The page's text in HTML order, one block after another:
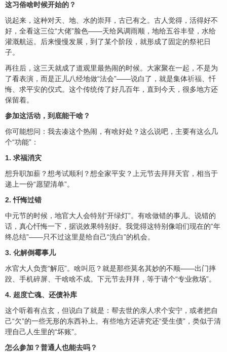
这习俗啥时候开始的？
说起来，这种对天、地、水的崇拜，古已有之。古人觉得，活得好不
好，全看这三位“大佬”脸色——天给风调雨顺，地给五谷丰登，水给
灌溉航运。后来慢慢发展，到了某个阶段，就形成了固定的祭祀日
子。
再往后，这三天就成了道观里最热闹的时候。大家聚在一起，不是为
了看表演，而是正儿八经地做“法会”——说白了，就是集体祈福、忏
悔、求平安的仪式。这个传统传了好几百年，直到今天，很多地方还
保留着。
参加这活动，到底能干啥？
你可能想问：我去凑这个热闹，有啥好处？这么说吧，主要有这么几
个“功能”：
1. 求福消灾
想升职加薪？想考试顺利 ？想全家平安？上元节去拜拜天官，相当于
递上一份“愿望清单”。
2. 忏悔过错
中元节的时候，地官大人会特别“开绿灯”。有啥做错的事儿、说错的
话，真心忏悔一下，据说效果特别好。我觉得这特别像咱们现在的“年
终总结”——只不过这里是给自己“洗白”的机会。
3. 化解倒霉事儿
水官大人负责“解厄”。啥叫厄？就是那些莫名其妙的不顺——出门摔
跤、手机碎屏、干啥啥不成。下元节去拜拜，等于请个“专业救场”。
4. 超度亡魂、还债补库
这个听着有点玄，但说白了就是：帮去世的亲人求个安宁，或者把自
己“欠”的一些无形的东西补上。有些地方还讲究还“受生债”，类似于清
理自己人生里的“坏账”。
怎么参加？普通人也能去吗？